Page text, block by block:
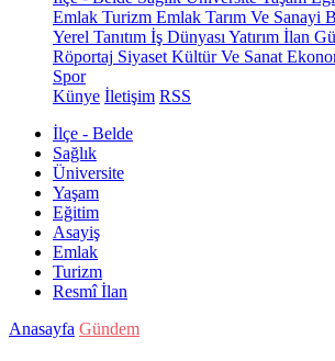
Emlak Turizm Emlak Tarım Ve Sanayi
Yerel Tanıtım İş Dünyası Yatırım İlan
Röportaj Siyaset Kültür Ve Sanat
Spor
Künye İletişim RSS
İlçe - Belde
Sağlık
Üniversite
Yaşam
Eğitim
Asayiş
Emlak
Turizm
Resmî İlan
Anasayfa Gündem